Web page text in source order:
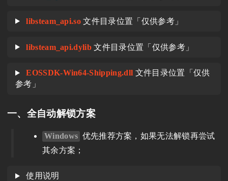
libsteam_api.so 文件目录位置「仅供参考」
libsteam_api.dylib 文件目录位置「仅供参考」
EOSSDK-Win64-Shipping.dll 文件目录位置「仅供
参考」
一、全自动解锁方案
Windows 优先推荐方案，如果无法解锁再尝试
其余方案；
使用说明